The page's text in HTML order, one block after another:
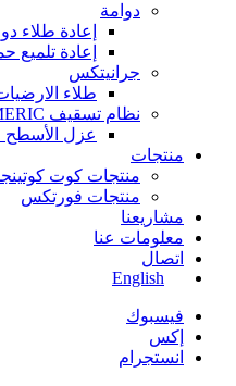
دوامة
إعادة طلاء
إعادة تلميع
جرانيتكس
طلاء
نظام تسقيف ECO-MERIC
عزل الأسطح
منتجات
منتجات كوت
منتجات فورتكس
مشاريعنا
معلومات عنا
اتصال
English
فيسبوك
إكس
انستجرام